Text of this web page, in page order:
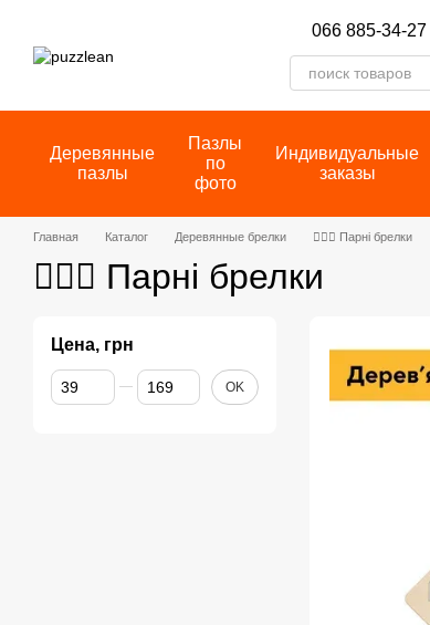
066 885-34-27
Деревянные
пазлы
Пазлы
по
фото
Индивидуальные
заказы
Главная Каталог Деревянные брелки 👩‍❤️‍👨 Парні брелки
👩‍❤️‍👨 Парні брелки
Цена, грн
От Цена, грн
До Цена, грн OK